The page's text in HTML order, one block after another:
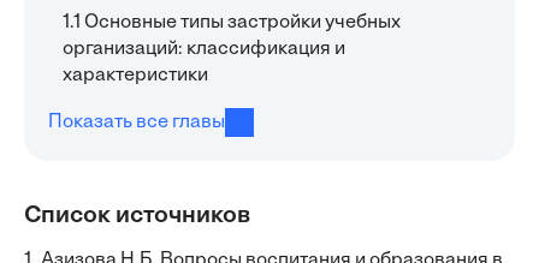
1.1 Основные типы застройки учебных
организаций: классификация и
характеристики
Показать все главы
Список источников